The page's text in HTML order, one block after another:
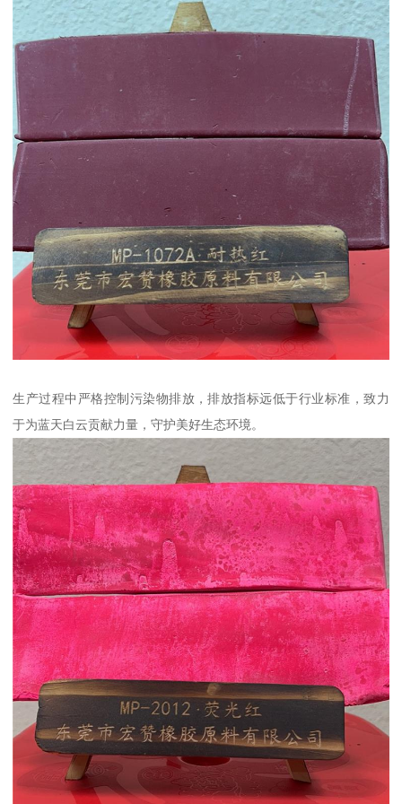
生产过程中严格控制污染物排放，排放指标远低于行业标准，致力
于为蓝天白云贡献力量，守护美好生态环境。